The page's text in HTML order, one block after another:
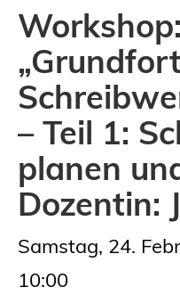
Workshop:
– Teil 1:
planen
Dozentin:
Samstag, 24.
10:00